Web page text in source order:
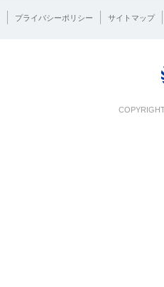
プライバシーポリシー サイトマップ